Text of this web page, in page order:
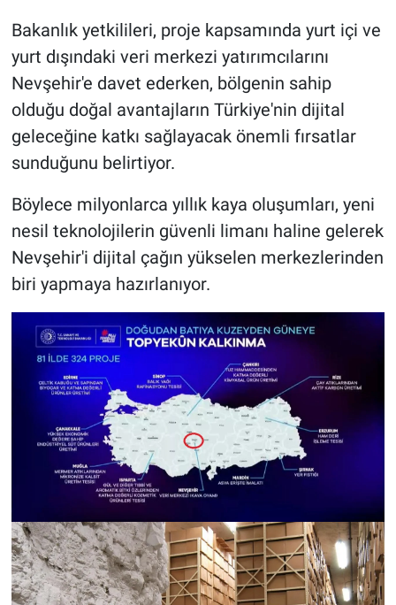
Bakanlık yetkilileri, proje kapsamında yurt içi ve
yurt dışındaki veri merkezi yatırımcılarını
Nevşehir'e davet ederken, bölgenin sahip
olduğu doğal avantajların Türkiye'nin dijital
geleceğine katkı sağlayacak önemli fırsatlar
sunduğunu belirtiyor.
Böylece milyonlarca yıllık kaya oluşumları, yeni
nesil teknolojilerin güvenli limanı haline gelerek
Nevşehir'i dijital çağın yükselen merkezlerinden
biri yapmaya hazırlanıyor.